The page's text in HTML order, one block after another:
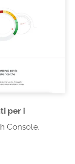
per i
Console.